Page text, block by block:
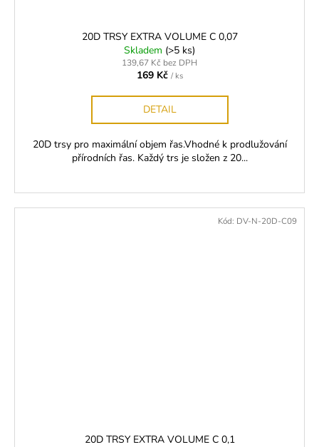
20D TRSY EXTRA VOLUME C 0,07
Skladem (>5 ks)
139,67 Kč bez DPH
169 Kč / ks
DETAIL
20D trsy pro maximální objem řas.Vhodné k prodlužování
přírodních řas. Každý trs je složen z 20...
20D TRSY EXTRA VOLUME C 0,1
Kód: DV-N-20D-C09